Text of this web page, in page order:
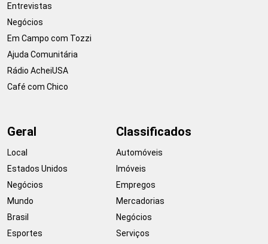
Entrevistas
Negócios
Em Campo com Tozzi
Ajuda Comunitária
Rádio AcheiUSA
Café com Chico
Geral
Local
Estados Unidos
Negócios
Mundo
Brasil
Esportes
Classificados
Automóveis
Imóveis
Empregos
Mercadorias
Negócios
Serviços